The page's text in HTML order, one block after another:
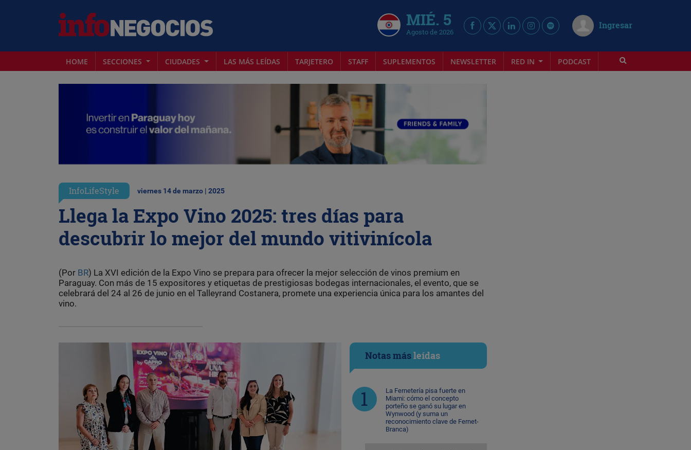
MIÉ. 5
Agosto de 2026
Ingresar
HOME SECCIONES CIUDADES LAS MÁS LEÍDAS TARJETERO STAFF SUPLEMENTOS NEWSLETTER RED IN PODCAST
InfoLifeStyle viernes 14 de marzo | 2025
Llega la Expo Vino 2025: tres días para
descubrir lo mejor del mundo vitivinícola
(Por BR) La XVI edición de la Expo Vino se prepara para ofrecer la mejor selección de vinos premium en
Paraguay. Con más de 15 expositores y etiquetas de prestigiosas bodegas internacionales, el evento, que se
celebrará del 24 al 26 de junio en el Talleyrand Costanera, promete una experiencia única para los amantes del
vino.
Notas másleídas
La Fernetería pisa fuerte en
Miami: cómo el concepto
porteño se ganó su lugar en
Wynwood (y suma un
reconocimiento clave de Fernet-
Branca)